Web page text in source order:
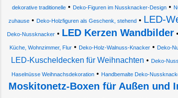
dekorative traditionelle • Deko-Figuren im Nussknacker-Design •
zuhause• Deko-Holzfiguren als Geschenk, stehend• LED-
Deko-Nussknacker• LED Kerzen Wandbilder•
Küche, Wohnzimmer, Flur • Deko-Holz-Walnuss-Knacker • Deko-
LED-Kuscheldecken für Weihnachten • Deko-
Haselnüsse Weihnachsdekoration• Handbemalte Deko-
Moskitonetz-Boxen für Außen und